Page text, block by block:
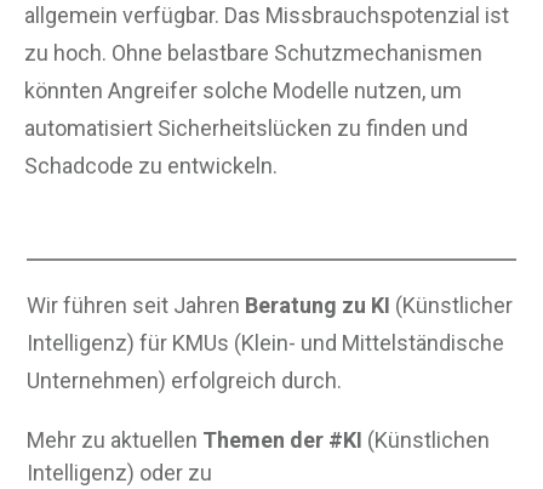
allgemein verfügbar. Das Missbrauchspotenzial ist
zu hoch. Ohne belastbare Schutzmechanismen
könnten Angreifer solche Modelle nutzen, um
automatisiert Sicherheitslücken zu finden und
Schadcode zu entwickeln.
Wir führen seit Jahren Beratung zu KI (Künstlicher
Intelligenz) für KMUs (Klein- und Mittelständische
Unternehmen) erfolgreich durch.
Mehr zu aktuellen Themen der #KI (Künstlichen
Intelligenz) oder zu